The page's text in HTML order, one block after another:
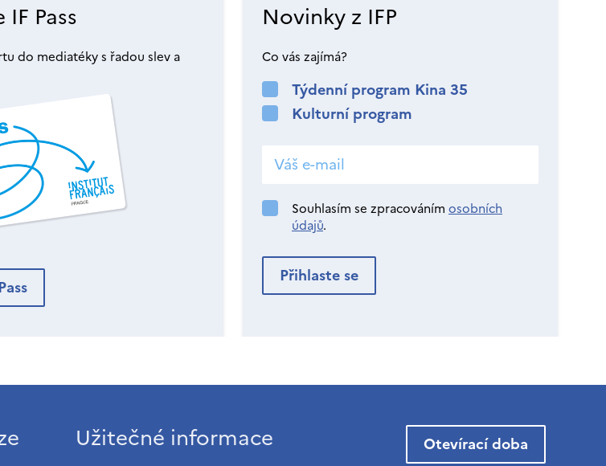
Pass
do mediatéky s řadou slev a
Novinky z IFP
Co vás zajímá?
Týdenní program Kina 35
Kulturní program
Souhlasím se zpracováním osobních
údajů.
Užitečné informace Otevírací doba